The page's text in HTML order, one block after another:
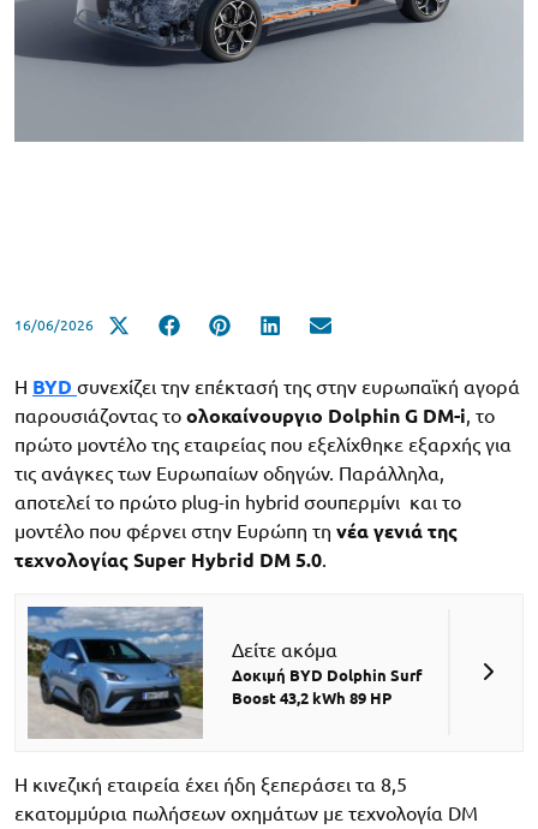
16/06/2026
Η BYD συνεχίζει την επέκτασή της στην ευρωπαϊκή αγορά
παρουσιάζοντας το ολοκαίνουργιο Dolphin G DM-i, το
πρώτο μοντέλο της εταιρείας που εξελίχθηκε εξαρχής για
τις ανάγκες των Ευρωπαίων οδηγών. Παράλληλα,
αποτελεί το πρώτο plug-in hybrid σουπερμίνι και το
μοντέλο που φέρνει στην Ευρώπη τη νέα γενιά της
τεχνολογίας Super Hybrid DM 5.0.
Δείτε ακόμα
Δοκιμή BYD Dolphin Surf
Boost 43,2 kWh 89 HP
Η κινεζική εταιρεία έχει ήδη ξεπεράσει τα 8,5
εκατομμύρια πωλήσεων οχημάτων με τεχνολογία DM